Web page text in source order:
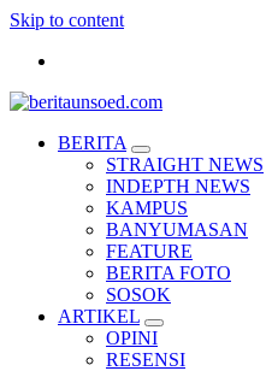
Skip to content
Pemandu Wawasan Almamater
BERITA
STRAIGHT NEWS
INDEPTH NEWS
KAMPUS
BANYUMASAN
FEATURE
BERITA FOTO
SOSOK
ARTIKEL
OPINI
RESENSI